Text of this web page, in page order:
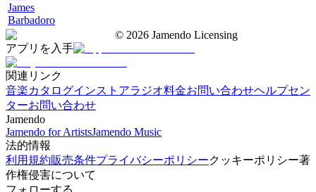
James
Barbadoro
© 2026 Jamendo Licensing
アプリを入手
関連リンク
音楽カタログインストアラジオ料金お問い合わせヘルプセン
ターお問い合わせ
Jamendo
Jamendo for ArtistsJamendo Music
法的情報
利用規約販売条件プライバシーポリシークッキーポリシー著
作権侵害について
フォローする